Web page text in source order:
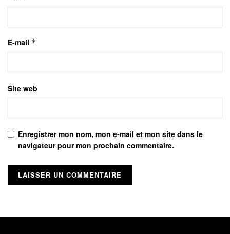
E-mail *
Site web
Enregistrer mon nom, mon e-mail et mon site dans le
navigateur pour mon prochain commentaire.